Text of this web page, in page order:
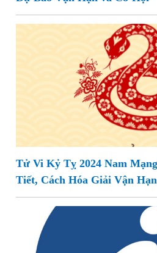
Tử Vi Kỷ Tỵ 2024 Nam
Tiết, Cách Hóa Giải Vận Hạn